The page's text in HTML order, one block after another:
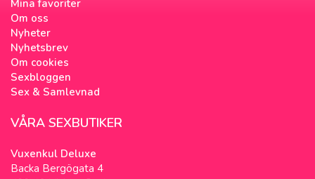
Mina favoriter
Om oss
Nyheter
Nyhetsbrev
Om cookies
Sexbloggen
Sex & Samlevnad
VÅRA SEXBUTIKER
Vuxenkul Deluxe
Backa Bergögata 4